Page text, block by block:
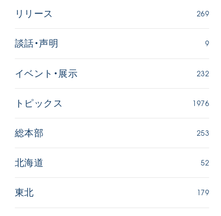
証言
文化
リリース 269
談話・声明 9
イベント・展示 232
トピックス 1976
総本部 253
北海道 52
東北 179